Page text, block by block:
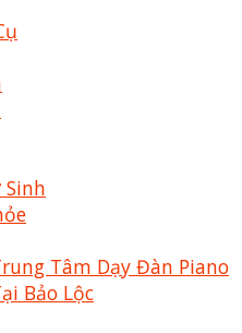
Sinh
Tâm Dạy Đàn Piano
Bảo Lộc